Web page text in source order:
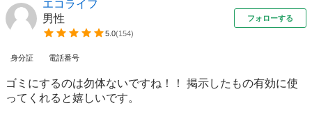
エコライフ
男性
5.0(154)
フォローする
身分証 電話番号
ゴミにするのは勿体ないですね！！ 掲示したもの有効に使
ってくれると嬉しいです。